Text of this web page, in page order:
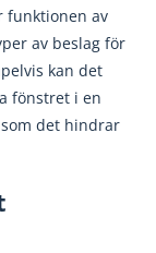
funktionen av
av beslag för
kan det
fönstret i en
det hindrar